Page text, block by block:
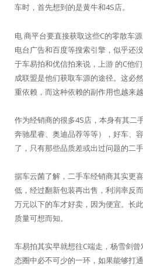
车时，首先想到的是黄牛和4S店。
电 商平台要直接获取这些C的零散车
电台广告和百度等搜索引擎，似乎还
于车易拍和优信拍来说，上游 的C他
成联盟是他们获取车源的途径。这必
重依赖，而这种依赖的副作用也越来
作为经销商的很多4S店，本身有其二
奔驰星睿、奥迪品荐等等），好车、
了，只有那些品质差或出过问题的二
据车云菌了解，二手车经销商其实更
低，经过翻新包装再出售，利润率反
万元以下的车才好卖，因为便宜。长
质量可想而知。
车易拍其实早就想往C端走，杨雪剑
态圈中必不可少的一环，如果能够打